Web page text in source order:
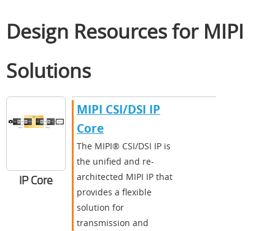
Design Resources for MIPI
Solutions
IP Core
MIPI CSI/DSI IP
Core
The MIPI® CSI/DSI IP is
the unified and re-
architected MIPI IP that
provides a flexible
solution for
transmission and